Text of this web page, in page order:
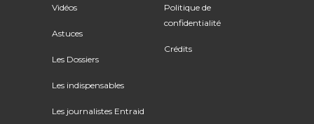
Vidéos
Astuces
Les Dossiers
Les indispensables
Les journalistes Entraid
Politique de
confidentialité
Crédits